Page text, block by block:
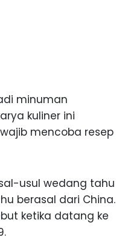
minuman
kuliner ini
mencoba resep
usul wedang tahu
berasal dari China.
ketika datang ke